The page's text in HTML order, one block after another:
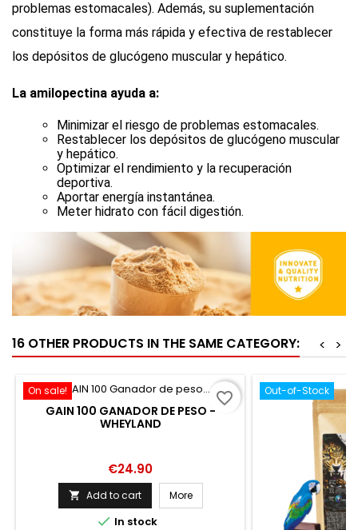
problemas estomacales). Además, su suplementación
constituye la forma más rápida y efectiva de restablecer
los depósitos de glucógeno muscular y hepático.
La amilopectina ayuda a:
Minimizar el riesgo de problemas estomacales.
Restablecer los depósitos de glucógeno muscular
y hepático.
Optimizar el rendimiento y la recuperación
deportiva.
Aportar energía instantánea.
Meter hidrato con fácil digestión.
16 OTHER PRODUCTS IN THE SAME CATEGORY: >
<
On sale!
GAIN 100 GANADOR DE PESO -
WHEYLAND
Price
€24.90
 Add to cart More
 In stock
favorite_border Out-of-Stock